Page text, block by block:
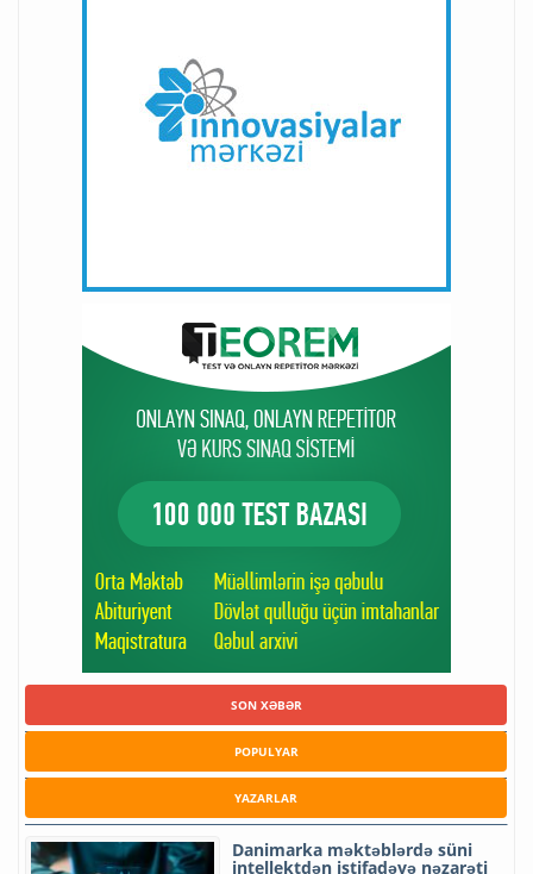
SON XƏBƏR
POPULYAR
YAZARLAR
Danimarka məktəblərdə süni
intellektdən istifadəyə nəzarəti